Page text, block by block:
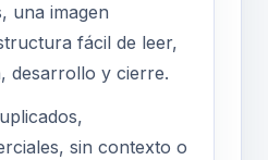
una imagen
fácil de leer,
desarrollo y cierre.
sin contexto o